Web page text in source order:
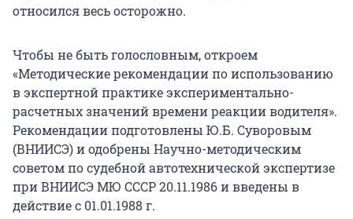
относился весь осторожно.
Чтобы не быть голословным, откроем
«Методические рекомендации по использованию
в экспертной практике экспериментально-
расчетных значений времени реакции водителя».
Рекомендации подготовлены Ю.Б. Суворовым
(ВНИИСЭ) и одобрены Научно-методическим
советом по судебной автотехнической экспертизе
при ВНИИСЭ МЮ СССР 20.11.1986 и введены в
действие с 01.01.1988 г.